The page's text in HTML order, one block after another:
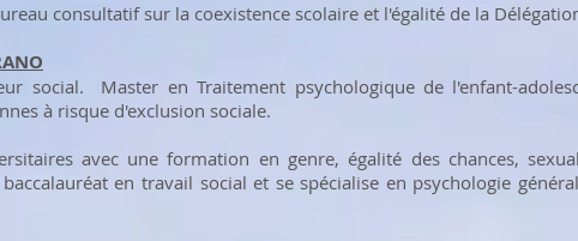
consultatif sur la coexistence scolaire et l'égalité de la
social. Master en Traitement psychologique de l'enfant-
à risque d'exclusion sociale.
avec une formation en genre, égalité des chances,
en travail social et se spécialise en psychologie